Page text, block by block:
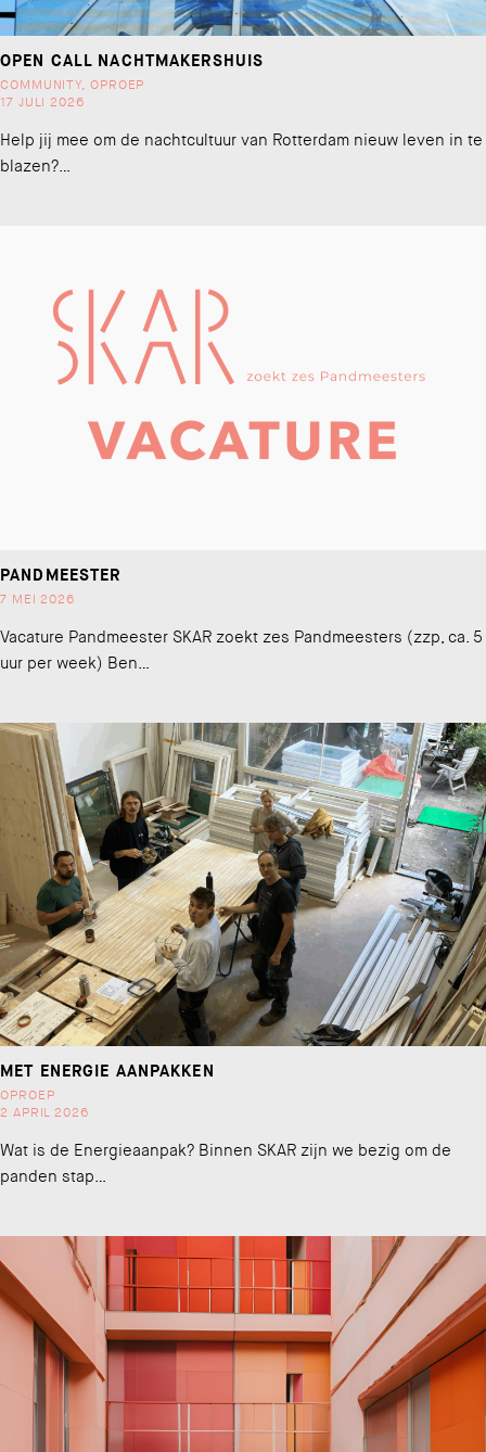
OPEN CALL NACHTMAKERSHUIS
COMMUNITY, OPROEP
17 JULI 2026
Help jij mee om de nachtcultuur van Rotterdam nieuw leven in te
blazen?…
PANDMEESTER
7 MEI 2026
Vacature Pandmeester SKAR zoekt zes Pandmeesters (zzp, ca. 5
uur per week) Ben…
MET ENERGIE AANPAKKEN
OPROEP
2 APRIL 2026
Wat is de Energieaanpak? Binnen SKAR zijn we bezig om de
panden stap…